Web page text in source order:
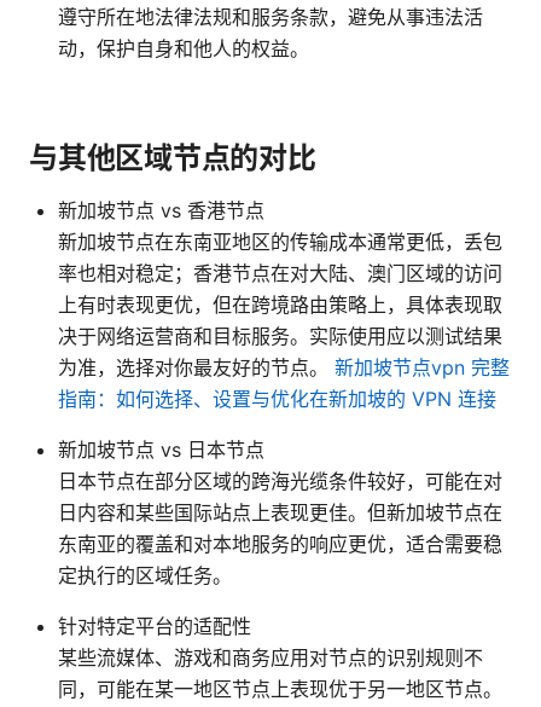
遵守所在地法律法规和服务条款，避免从事违法活
动，保护自身和他人的权益。
与其他区域节点的对比
新加坡节点 vs 香港节点
新加坡节点在东南亚地区的传输成本通常更低，丢包
率也相对稳定；香港节点在对大陆、澳门区域的访问
上有时表现更优，但在跨境路由策略上，具体表现取
决于网络运营商和目标服务。实际使用应以测试结果
为准，选择对你最友好的节点。 新加坡节点vpn 完整
指南：如何选择、设置与优化在新加坡的 VPN 连接
新加坡节点 vs 日本节点
日本节点在部分区域的跨海光缆条件较好，可能在对
日内容和某些国际站点上表现更佳。但新加坡节点在
东南亚的覆盖和对本地服务的响应更优，适合需要稳
定执行的区域任务。
针对特定平台的适配性
某些流媒体、游戏和商务应用对节点的识别规则不
同，可能在某一地区节点上表现优于另一地区节点。